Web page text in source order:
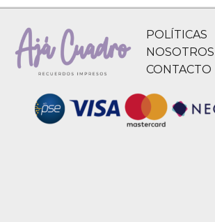
POLÍTICAS
NOSOTROS
CONTACTO